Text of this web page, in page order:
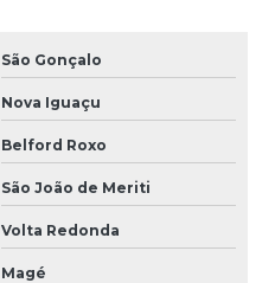
São Gonçalo
Nova Iguaçu
Belford Roxo
São João de Meriti
Volta Redonda
Magé